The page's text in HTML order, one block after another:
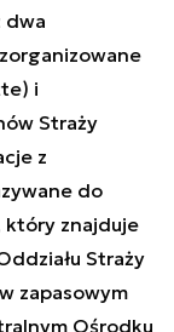
dwa
i
Straży
z
do
który znajduje
Straży
zapasowym
Ośrodku